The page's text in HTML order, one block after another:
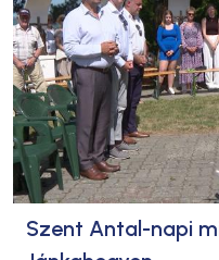
Szent Antal-napi